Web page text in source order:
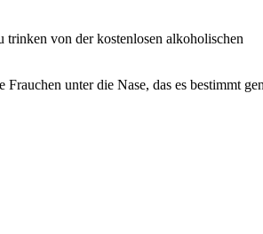
trinken von der kostenlosen alkoholischen
unter die Nase, das es bestimmt